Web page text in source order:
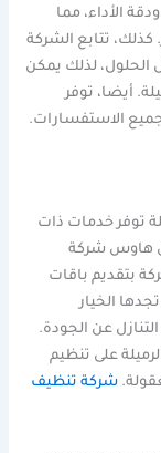
الأداء، مما
تتابع الشركة
الحلول، لذلك يمكن
أيضا، توفر
جميع الاستفسارات.
توفر خدمات ذات
هاوس شركة
بتقديم باقات
الخيار
عن الجودة.
على تنظيم
شركة تنظيف